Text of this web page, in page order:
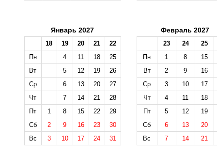
Январь 2027
18 19 20 21
22
Пн
4 11 18
25
Вт
5 12 19
26
Ср
6 13 20
27
Чт
7 14 21
28
Пт
1 8 15 22
29
Сб
2 9 16 23
30
Вс
3 10 17 24 31
Февраль 2027
23 24
25
Пн
1 8
15
Вт
2 9
16
Ср
3 10
17
Чт
4 11
18
Пт
5 12
19
Сб
6 13
20
Вс
7 14 21